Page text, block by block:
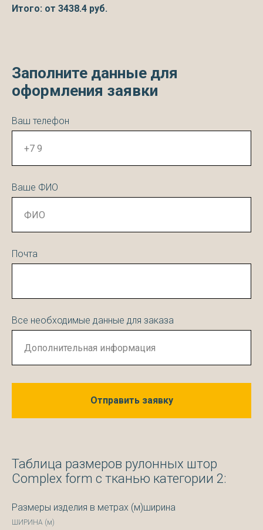
Итого: от 3438.4 руб.
Заполните данные для
оформления заявки
Ваш телефон
Ваше ФИО
Почта
Все необходимые данные для заказа
Отправить заявку
Таблица размеров рулонных штор
Complex form с тканью категории 2:
Размеры изделия в метрах (м)ширина
ШИРИНА (м)